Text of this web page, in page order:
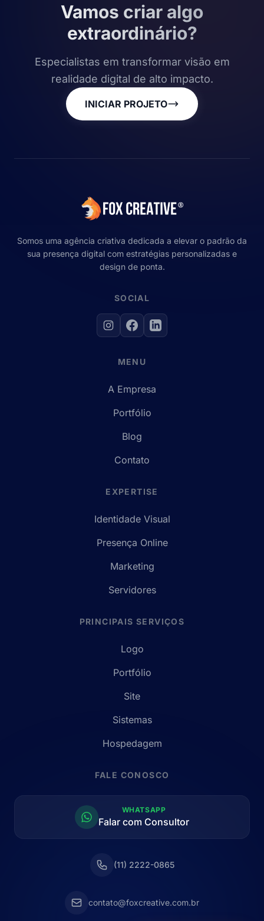
Vamos criar algo
extraordinário?
Especialistas em transformar visão em
realidade digital de alto impacto.
INICIAR PROJETO
Somos uma agência criativa dedicada a elevar o padrão da
sua presença digital com estratégias personalizadas e
design de ponta.
SOCIAL
MENU
A Empresa
Portfólio
Blog
Contato
EXPERTISE
Identidade Visual
Presença Online
Marketing
Servidores
PRINCIPAIS SERVIÇOS
Logo
Portfólio
Site
Sistemas
Hospedagem
FALE CONOSCO
WHATSAPP
Falar com Consultor
(11) 2222-0865
contato@foxcreative.com.br